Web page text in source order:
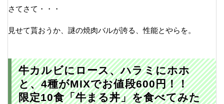
さてさて・・・
見せて貰おうか、謎の焼肉バルが誇る、性能とやらを。
牛カルビにロース、ハラミにホホ
と、4種がMIXでお値段600円！！
限定10食「牛まる丼」を食べてみた